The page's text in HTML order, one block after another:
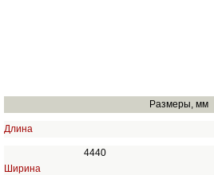
Размеры, мм
Длина
4440
Ширина